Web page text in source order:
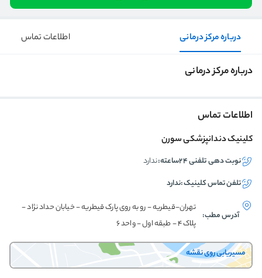
درباره مرکز درمانی اطلاعات تماس
درباره مرکز درمانی
اطلاعات تماس
کلینیک دندانپزشکی سورن
نوبت دهی تلفنی ۲۴ساعته:
ندارد
تلفن تماسکلینیک:ندارد
آدرس مطب:
تهران-قیطریه - رو به روی پارک قیطریه - خیابان حداد نژاد -
پلاک 4 - طبقه اول - واحد 6
مسیریابی روی نقشه